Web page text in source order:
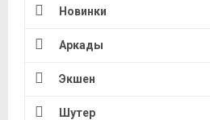
Новинки
Аркады
Экшен
Шутер